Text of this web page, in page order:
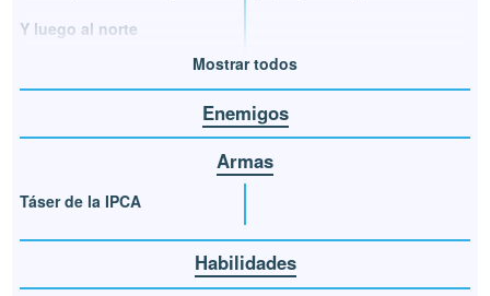
Y luego al norte
Mostrar todos
Enemigos
Armas
Táser de la IPCA
Habilidades